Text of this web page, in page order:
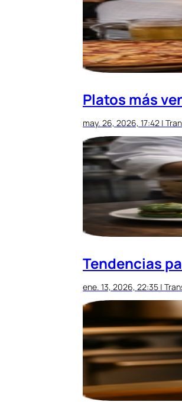
Platos más
may. 26, 2026, 17:42 |
Tendencias
ene. 13, 2026, 22:35 |